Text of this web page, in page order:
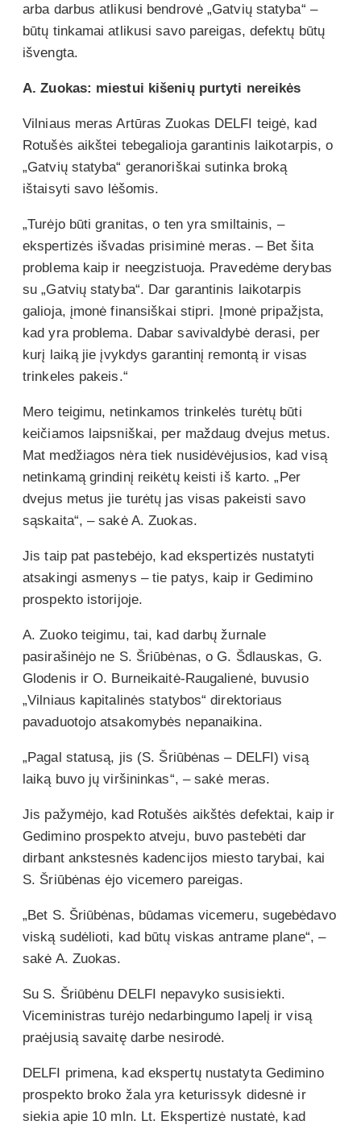
arba darbus atlikusi bendrovė „Gatvių statyba“ –
būtų tinkamai atlikusi savo pareigas, defektų būtų
išvengta.
A. Zuokas: miestui kišenių purtyti nereikės
Vilniaus meras Artūras Zuokas DELFI teigė, kad
Rotušės aikštei tebegalioja garantinis laikotarpis, o
„Gatvių statyba“ geranoriškai sutinka broką
ištaisyti savo lėšomis.
„Turėjo būti granitas, o ten yra smiltainis, –
ekspertizės išvadas prisiminė meras. – Bet šita
problema kaip ir neegzistuoja. Pravedėme derybas
su „Gatvių statyba“. Dar garantinis laikotarpis
galioja, įmonė finansiškai stipri. Įmonė pripažįsta,
kad yra problema. Dabar savivaldybė derasi, per
kurį laiką jie įvykdys garantinį remontą ir visas
trinkeles pakeis.“
Mero teigimu, netinkamos trinkelės turėtų būti
keičiamos laipsniškai, per maždaug dvejus metus.
Mat medžiagos nėra tiek nusidėvėjusios, kad visą
netinkamą grindinį reikėtų keisti iš karto. „Per
dvejus metus jie turėtų jas visas pakeisti savo
sąskaita“, – sakė A. Zuokas.
Jis taip pat pastebėjo, kad ekspertizės nustatyti
atsakingi asmenys – tie patys, kaip ir Gedimino
prospekto istorijoje.
A. Zuoko teigimu, tai, kad darbų žurnale
pasirašinėjo ne S. Šriūbėnas, o G. Šdlauskas, G.
Glodenis ir O. Burneikaitė-Raugalienė, buvusio
„Vilniaus kapitalinės statybos“ direktoriaus
pavaduotojo atsakomybės nepanaikina.
„Pagal statusą, jis (S. Šriūbėnas – DELFI) visą
laiką buvo jų viršininkas“, – sakė meras.
Jis pažymėjo, kad Rotušės aikštės defektai, kaip ir
Gedimino prospekto atveju, buvo pastebėti dar
dirbant ankstesnės kadencijos miesto tarybai, kai
S. Šriūbėnas ėjo vicemero pareigas.
„Bet S. Šriūbėnas, būdamas vicemeru, sugebėdavo
viską sudėlioti, kad būtų viskas antrame plane“, –
sakė A. Zuokas.
Su S. Šriūbėnu DELFI nepavyko susisiekti.
Viceministras turėjo nedarbingumo lapelį ir visą
praėjusią savaitę darbe nesirodė.
DELFI primena, kad ekspertų nustatyta Gedimino
prospekto broko žala yra keturissyk didesnė ir
siekia apie 10 mln. Lt. Ekspertizė nustatė, kad